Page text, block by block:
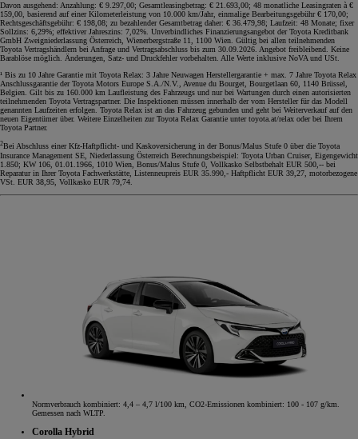
Davon ausgehend: Anzahlung: € 9.297,00; Gesamtleasingbetrag: € 21.693,00; 48 monatliche Leasingraten à €
159,00, basierend auf einer Kilometerleistung von 10.000 km/Jahr, einmalige Bearbeitungsgebühr € 170,00;
Rechtsgeschäftsgebühr: € 198,08; zu bezahlender Gesamtbetrag daher: € 36.479,98; Laufzeit: 48 Monate; fixer
Sollzins: 6,29%; effektiver Jahreszins: 7,02%. Unverbindliches Finanzierungsangebot der Toyota Kreditbank
GmbH Zweigniederlassung Österreich, Wienerbergstraße 11, 1100 Wien. Gültig bei allen teilnehmenden
Toyota Vertragshändlern bei Anfrage und Vertragsabschluss bis zum 30.09.2026. Angebot freibleibend. Keine
Barablöse möglich. Änderungen, Satz- und Druckfehler vorbehalten. Alle Werte inklusive NoVA und USt.
¹ Bis zu 10 Jahre Garantie mit Toyota Relax: 3 Jahre Neuwagen Herstellergarantie + max. 7 Jahre Toyota Relax
Anschlussgarantie der Toyota Motors Europe S.A./N.V., Avenue du Bourget, Bourgetlaan 60, 1140 Brüssel,
Belgien. Gilt bis zu 160.000 km Laufleistung des Fahrzeugs und nur bei Wartungen durch einen autorisierten
teilnehmenden Toyota Vertragspartner. Die Inspektionen müssen innerhalb der vom Hersteller für das Modell
genannten Laufzeiten erfolgen. Toyota Relax ist an das Fahrzeug gebunden und geht bei Weiterverkauf auf den
neuen Eigentümer über. Weitere Einzelheiten zur Toyota Relax Garantie unter toyota.at/relax oder bei Ihrem
Toyota Partner.
2Bei Abschluss einer Kfz-Haftpflicht- und Kaskoversicherung in der Bonus/Malus Stufe 0 über die Toyota
Insurance Management SE, Niederlassung Österreich Berechnungsbeispiel: Toyota Urban Cruiser, Eigengewicht
1.850; KW 106, 01.01.1966, 1010 Wien, Bonus/Malus Stufe 0, Vollkasko Selbstbehalt EUR 500,-- bei
Reparatur in Ihrer Toyota Fachwerkstätte, Listenneupreis EUR 35.990,- Haftpflicht EUR 39,27, motorbezogene
VSt. EUR 38,95, Vollkasko EUR 79,74.
Normverbrauch kombiniert: 4,4 – 4,7 l/100 km, CO2-Emissionen kombiniert: 100 - 107 g/km.
Gemessen nach WLTP.
Corolla Hybrid